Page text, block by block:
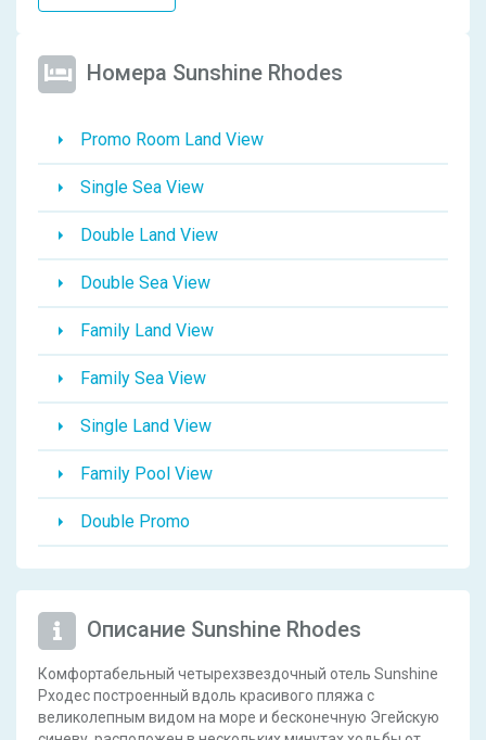
Номера Sunshine Rhodes
Promo Room Land View
Single Sea View
Double Land View
Double Sea View
Family Land View
Family Sea View
Single Land View
Family Pool View
Double Promo
Описание Sunshine Rhodes
Комфортабельный четырехзвездочный отель Sunshine
Рходес построенный вдоль красивого пляжа с
великолепным видом на море и бесконечную Эгейскую